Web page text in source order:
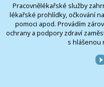
Pracovnělékařské služby
lékařské prohlídky, očkování
pomoci apod. Provádím
ochrany a podpory zdraví
s hlášenou